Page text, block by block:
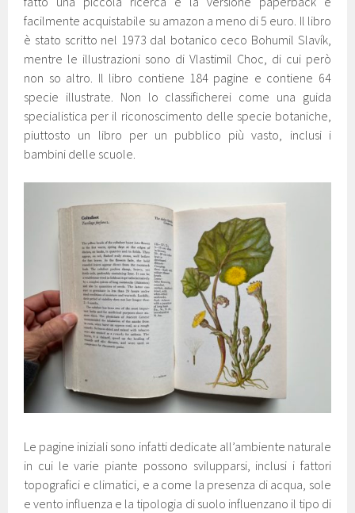
facilmente acquistabile su amazon a meno di 5 euro. Il libro
è stato scritto nel 1973 dal botanico ceco Bohumil Slavík,
mentre le illustrazioni sono di Vlastimil Choc, di cui però
non so altro. Il libro contiene 184 pagine e contiene 64
specie illustrate. Non lo classificherei come una guida
specialistica per il riconoscimento delle specie botaniche,
piuttosto un libro per un pubblico più vasto, inclusi i
bambini delle scuole.
Le pagine iniziali sono infatti dedicate all’ambiente naturale
in cui le varie piante possono svilupparsi, inclusi i fattori
topografici e climatici, e a come la presenza di acqua, sole
e vento influenza e la tipologia di suolo influenzano il tipo di